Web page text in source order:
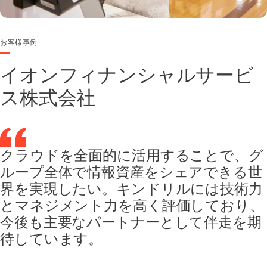
お客様事例
イオンフィナンシャルサービ
ス株式会社
クラウドを全面的に活用することで、グ
ループ全体で情報資産をシェアできる世
界を実現したい。キンドリルには技術力
とマネジメント力を高く評価しており、
今後も主要なパートナーとして伴走を期
待しています。